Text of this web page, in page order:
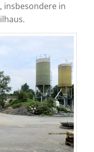
insbesondere in